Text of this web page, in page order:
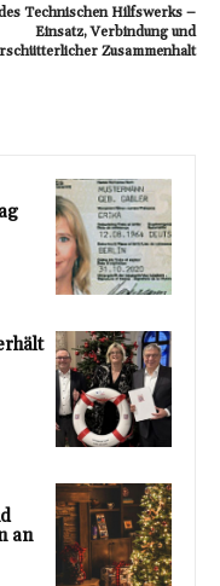
Technischen Hilfswerks –
Einsatz, Verbindung und
Zusammenhalt
an